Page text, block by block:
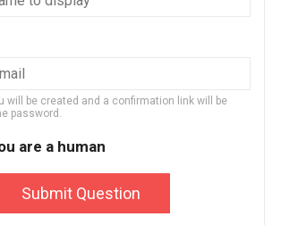
will be created and a confirmation link will be
password.
are a human
Submit Question